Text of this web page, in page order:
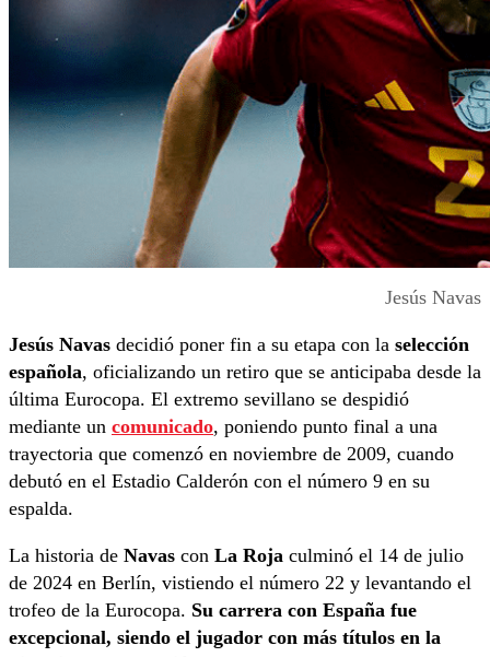
Jesús Navas
Jesús Navas decidió poner fin a su etapa con la selección
española, oficializando un retiro que se anticipaba desde la
última Eurocopa. El extremo sevillano se despidió
mediante un comunicado, poniendo punto final a una
trayectoria que comenzó en noviembre de 2009, cuando
debutó en el Estadio Calderón con el número 9 en su
espalda.
La historia de Navas con La Roja culminó el 14 de julio
de 2024 en Berlín, vistiendo el número 22 y levantando el
trofeo de la Eurocopa. Su carrera con España fue
excepcional, siendo el jugador con más títulos en la